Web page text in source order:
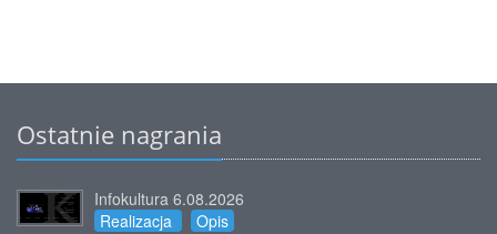
Ostatnie nagrania
Infokultura 6.08.2026
Realizacja
Opis